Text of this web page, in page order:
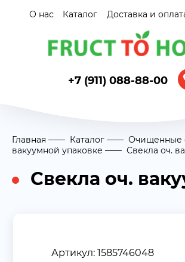
О нас Каталог Доставка и
+7 (911) 088-88-00
Главная Каталог
Очищенные
вакуумной упаковке
Свекла оч.
Свекла оч.
Артикул: 1585746048